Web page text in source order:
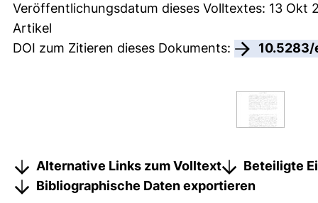
Veröffentlichungsdatum dieses Volltextes: 13 Okt
Artikel
DOI zum Zitieren dieses Dokuments:
10.5283/
Alternative Links zum Volltext
Beteiligte
Bibliographische Daten exportieren